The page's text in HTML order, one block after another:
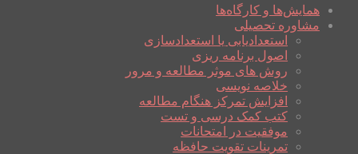
همایش‌ها و کارگاه‌ها
مشاوره تحصیلی
استعدادیابی یا استعدادسازی
اصول برنامه ریزی
روش های موثر مطالعه و مرور
خلاصه نویسی
افزایش تمرکز هنگام مطالعه
کتب کمک درسی و تست
موفقیت در امتحانات
تمرینات تقویت حافظه